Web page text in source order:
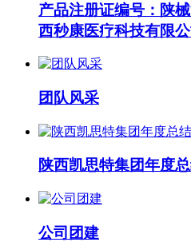
产品注册证编号：陕
西秒康医疗科技有限公
团队风采
陕西凯思特集团年度
公司团建